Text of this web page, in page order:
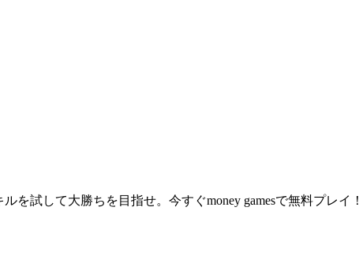
試して大勝ちを目指せ。今すぐmoney gamesで無料プレイ！